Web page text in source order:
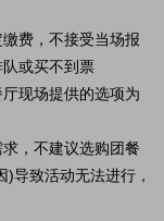
费，不接受当场报
或买不到票
现场提供的选项为
，不建议选购团餐
导致活动无法进行，